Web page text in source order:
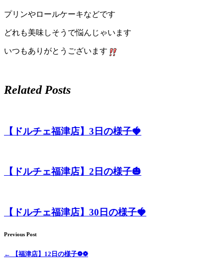
プリンやロールケーキなどです
どれも美味しそうで悩んじゃいます
いつもありがとうございます
Related Posts
【ドルチェ福津店】3日の様子🍓
【ドルチェ福津店】2日の様子🎃
【ドルチェ福津店】30日の様子🍓
Previous Post
← 【福津店】12日の様子❁❁